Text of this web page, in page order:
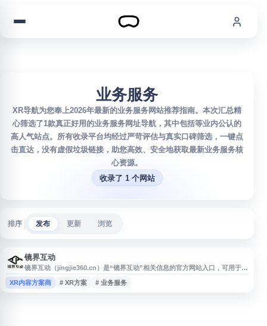
业务服务
XR导航为您奉上2026年最新的业务服务网站推荐指南。本次汇总精
心筛选了1款真正好用的业务服务网址导航，其中包括等业内公认的
高人气站点。所有收录平台均经过严苛评估与真实口碑筛选，一键点
击直达，没有虚假垃圾链接，助您高效、安全地获取最新业务服务核
心资源。
收录了 1 个网站
排序 发布 更新 浏览
镜界互动
镜界互动（jingjie360.cn）是“镜界互动”相关信息的官方网站入口，可用于了
解其品牌介绍、业务内容、动态资讯及联系方式等公开信息。本站收录该网
址，方便用户快速访问镜界互动官网，获取与镜界互动相关的网页内容与服务
XR内容方案商 # XR方案 # 业务服务